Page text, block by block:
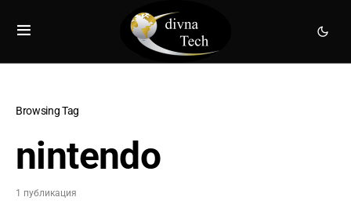
Browsing Tag
nintendo
1 публикация